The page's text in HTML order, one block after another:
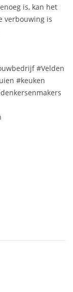
is, kan het
verbouwing is
#Velden
#keuken